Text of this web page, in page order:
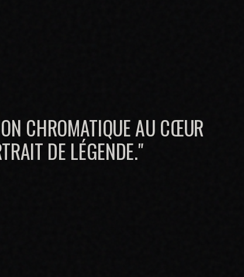
CHROMATIQUE AU CŒUR
DE LÉGENDE."